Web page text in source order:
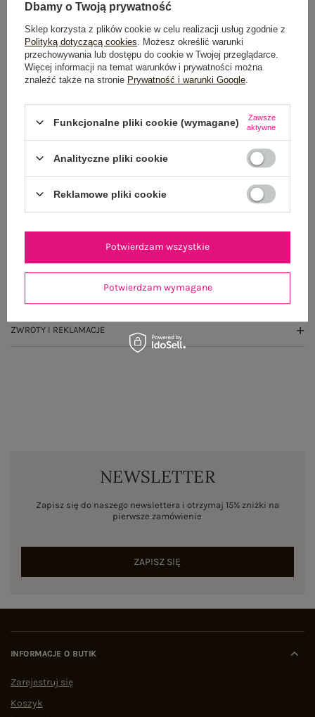
Dostawaod 7,99 zł
Do darmowej dostawy brakuje 200,00 zł
a wyślemyjeszcze dzisiaj!
OPIS PRODUKTU
GŁÓWNE PARAMETRY
OPINIE O PRODUKCIE (0)
ZWROTY I REKLAMACJE
NEWSLETTER
Zapisz się do naszego newslettera i otrzymaj 15% zniżki na
pierwsze zamówienie
ZAPISZ SIĘ
INFORMACJE O BUTIK
Zarejestruj się
Koszyk
Dbamy o Twoją prywatność
Sklep korzysta z plików cookie w celu realizacji usług zgodnie z
Polityką dotyczącą cookies . Możesz określić warunki
przechowywania lub dostępu do cookie w Twojej przeglądarce.
Więcej informacji na temat warunków i prywatności można
znaleźć także na stronie Prywatność i warunki Google
Funkcjonalne pliki cookie (wymagane)
Zawsze
aktywne
Analityczne pliki cookie
Reklamowe pliki cookie
Potwierdzam wymagane
Potwierdzam wszystkie